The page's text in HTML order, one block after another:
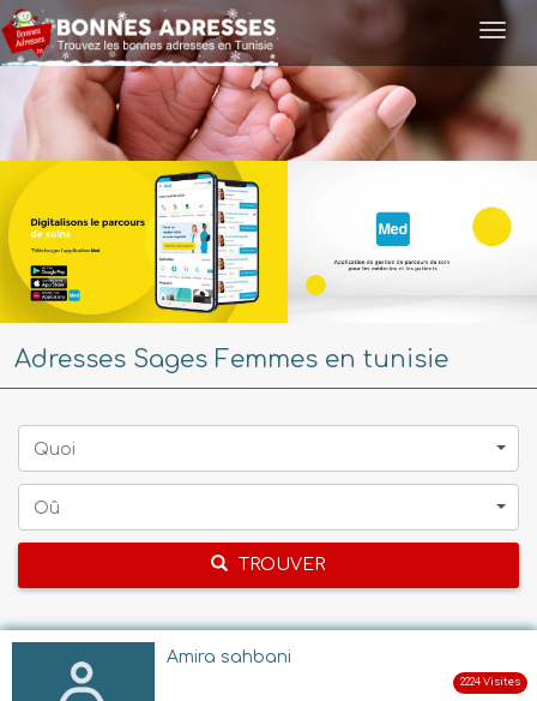
Adresses Sages Femmes en tunisie
Quoi
Oû
TROUVER
Amira sahbani